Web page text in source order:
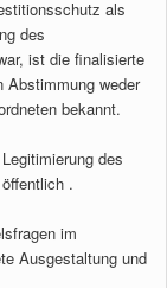
als
des
ist die finalisierte
Abstimmung weder
bekannt.
des
.
im
Ausgestaltung und